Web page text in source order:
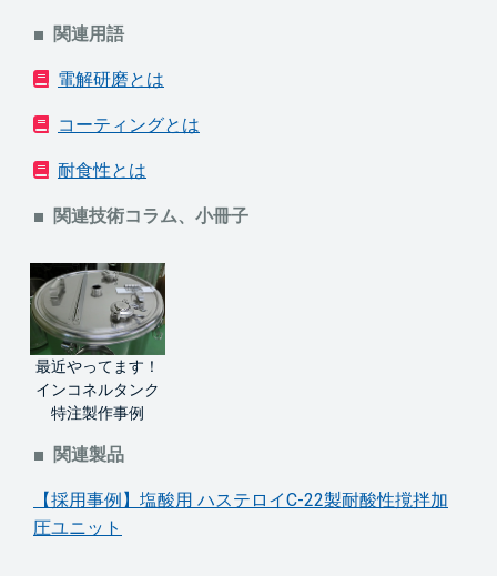
関連用語
電解研磨とは
コーティングとは
耐食性とは
関連技術コラム、小冊子
最近やってます！
インコネルタンク
特注製作事例
関連製品
【採用事例】塩酸用 ハステロイC-22製耐酸性撹拌加
圧ユニット